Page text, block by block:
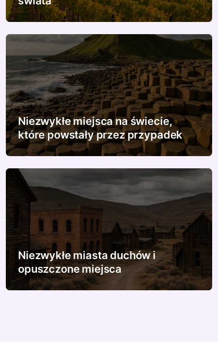
i
s
u
Niezwykłe miejsca na świecie,
które powstały przez przypadek
Niezwykłe miasta duchów i
opuszczone miejsca